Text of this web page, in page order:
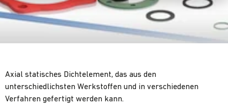
Axial statisches Dichtelement, das aus den
unterschiedlichsten Werkstoffen und in verschiedenen
Verfahren gefertigt werden kann.